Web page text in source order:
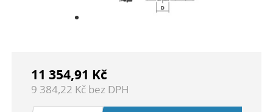
11 354,91 Kč
9 384,22 Kč bez DPH